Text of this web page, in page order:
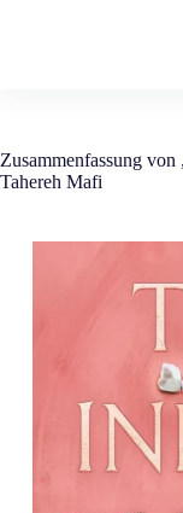
Zusammenfassung
Tahereh Mafi